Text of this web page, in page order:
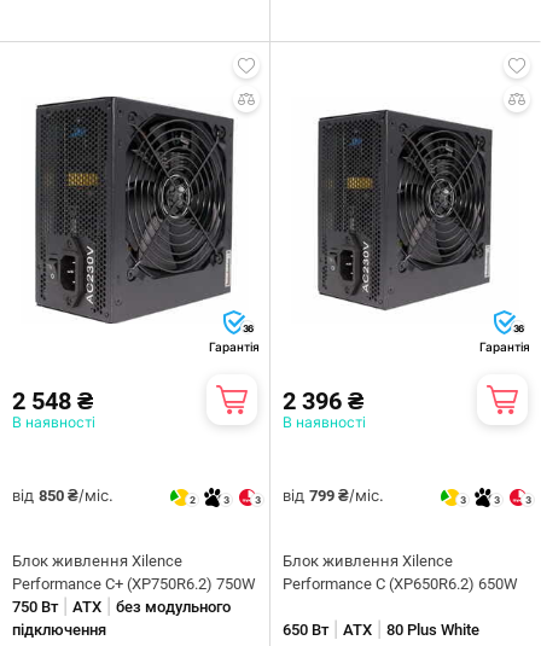
36
Гарантія
2 548 ₴
В наявності
від 850 ₴/міс. 2 3 3
Блок живлення Xilence
Performance C+ (XP750R6.2) 750W
750 Вт| ATX
без модульного
підключення
36
Гарантія
2 396 ₴
В наявності
від 799 ₴/міс. 3 3 3
Блок живлення Xilence
Performance C (XP650R6.2) 650W
650 Вт| ATX 80 Plus White